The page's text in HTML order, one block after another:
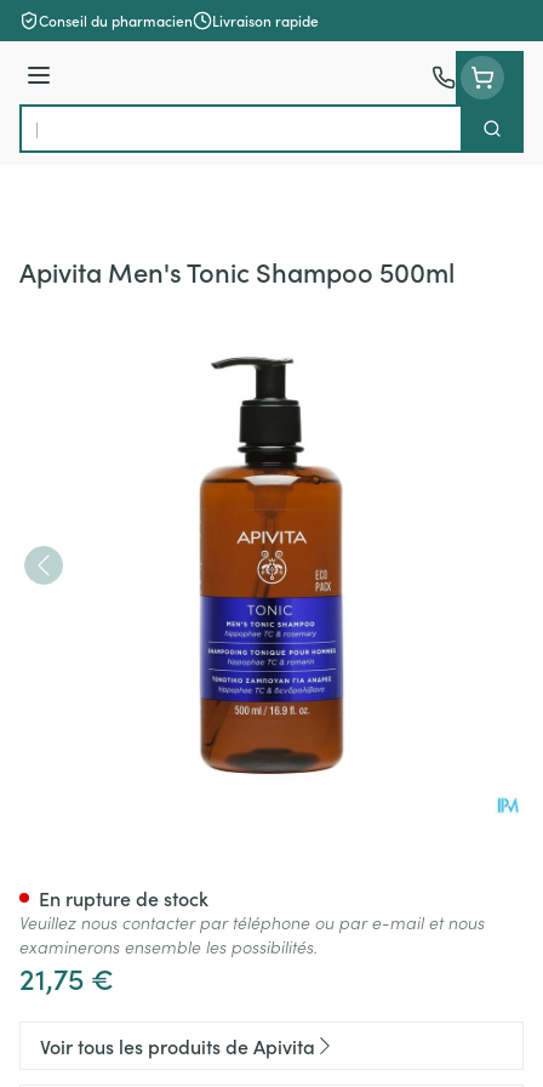
Aller au contenu
Conseil du pharmacien Livraison rapide
Menu
Rechercher
Apivita Men's Tonic Shampoo 500ml
21,75 €
En rupture de stock
Veuillez nous contacter par téléphone ou par e-mail et nous
examinerons ensemble les possibilités.
Voir tous les produits de Apivita